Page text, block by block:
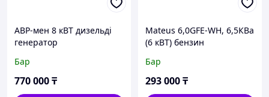
АВР-мен 8 кВТ дизельді
генератор
Бар
770 000₸
Mateus 6,0GFE-WH, 6,5КВа
(6 кВТ) бензин
Бар
293 000₸